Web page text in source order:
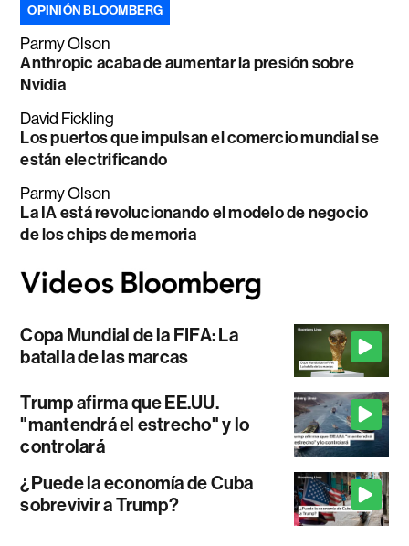
OPINIÓN BLOOMBERG
Parmy Olson
Anthropic acaba de aumentar la presión sobre
Nvidia
David Fickling
Los puertos que impulsan el comercio mundial se
están electrificando
Parmy Olson
La IA está revolucionando el modelo de negocio
de los chips de memoria
Copa Mundial de la FIFA: La
batalla de las marcas
Trump afirma que EE.UU.
"mantendrá el estrecho" y lo
controlará
¿Puede la economía de Cuba
sobrevivir a Trump?